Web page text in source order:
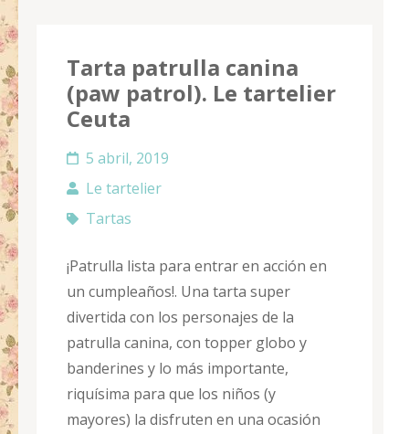
Tarta patrulla canina
(paw patrol). Le tartelier
Ceuta
5 abril, 2019
Le tartelier
Tartas
¡Patrulla lista para entrar en acción en
un cumpleaños!. Una tarta super
divertida con los personajes de la
patrulla canina, con topper globo y
banderines y lo más importante,
riquísima para que los niños (y
mayores) la disfruten en una ocasión